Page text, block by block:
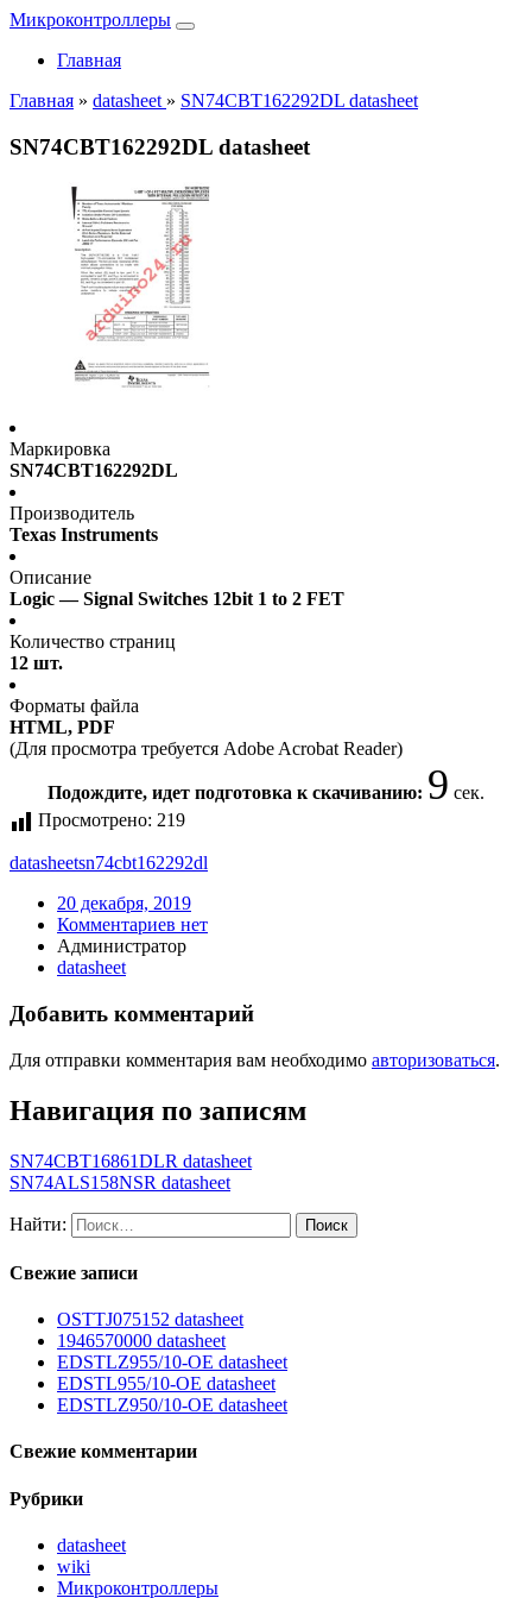
Микроконтроллеры
Главная
Главная » datasheet » SN74CBT162292DL datasheet
SN74CBT162292DL datasheet
Маркировка
SN74CBT162292DL
Производитель
Texas Instruments
Описание
Logic — Signal Switches 12bit 1 to 2 FET
Количество страниц
12 шт.
Форматы файла
HTML, PDF
(Для просмотра требуется Adobe Acrobat Reader)
Подождите, идет подготовка к скачиванию: 9 сек.
Просмотрено: 219
datasheetsn74cbt162292dl
20 декабря, 2019
Комментариев нет
Администратор
datasheet
Добавить комментарий
Для отправки комментария вам необходимо авторизоваться.
Навигация по записям
SN74CBT16861DLR datasheet
SN74ALS158NSR datasheet
Найти:
Свежие записи
OSTTJ075152 datasheet
1946570000 datasheet
EDSTLZ955/10-OE datasheet
EDSTL955/10-OE datasheet
EDSTLZ950/10-OE datasheet
Свежие комментарии
Рубрики
datasheet
wiki
Микроконтроллеры